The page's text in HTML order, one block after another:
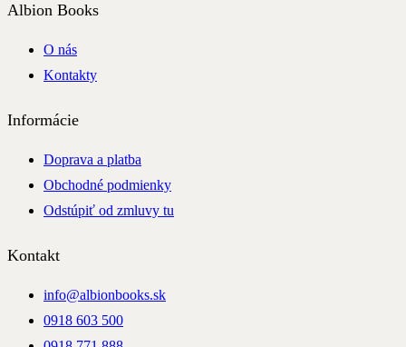
Albion Books
O nás
Kontakty
Informácie
Doprava a platba
Obchodné podmienky
Odstúpiť od zmluvy tu
Kontakt
info@albionbooks.sk
0918 603 500